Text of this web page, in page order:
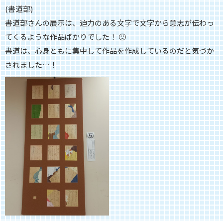
(書道部)
書道部さんの展示は、迫力のある文字で文字から意志が伝わっ
てくるような作品ばかりでした！ 🙂
書道は、心身ともに集中して作品を作成しているのだと気づか
されました…！